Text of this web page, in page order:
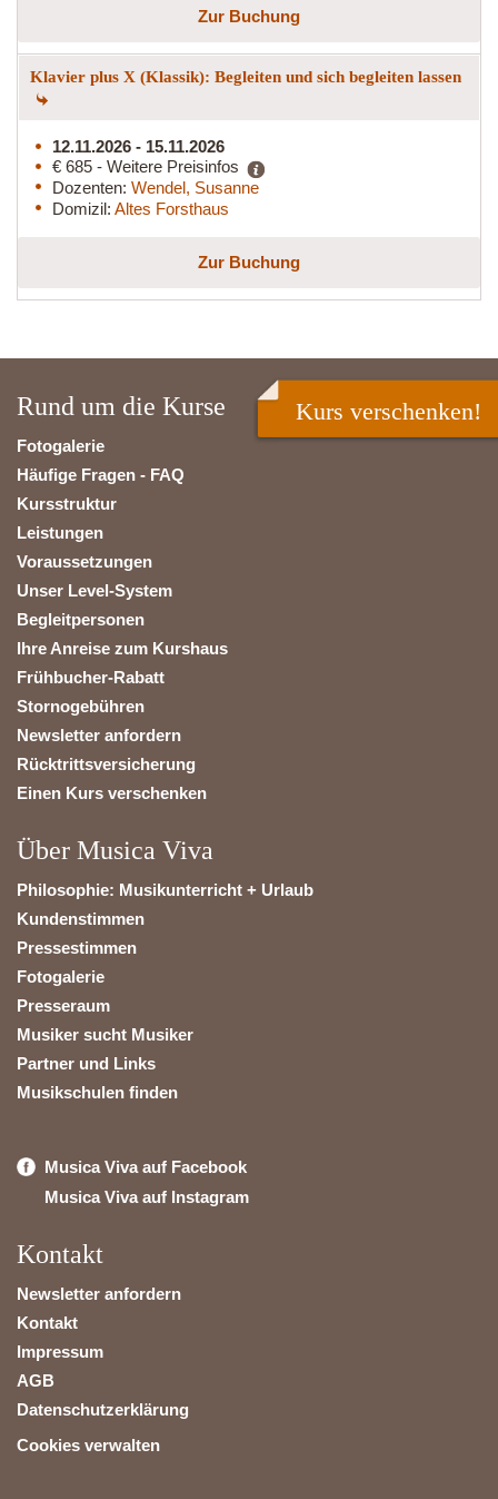
Zur Buchung
Klavier plus X (Klassik): Begleiten und sich begleiten lassen
12.11.2026 - 15.11.2026
€ 685 - Weitere Preisinfos
Dozenten: Wendel, Susanne
Domizil: Altes Forsthaus
Zur Buchung
Rund um die Kurse
Fotogalerie
Häufige Fragen - FAQ
Kursstruktur
Leistungen
Voraussetzungen
Unser Level-System
Begleitpersonen
Ihre Anreise zum Kurshaus
Frühbucher-Rabatt
Stornogebühren
Newsletter anfordern
Rücktrittsversicherung
Einen Kurs verschenken
Über Musica Viva
Philosophie: Musikunterricht + Urlaub
Kundenstimmen
Pressestimmen
Fotogalerie
Presseraum
Musiker sucht Musiker
Partner und Links
Musikschulen finden
Musica Viva auf Facebook
Musica Viva auf Instagram
Kontakt
Newsletter anfordern
Kontakt
Impressum
AGB
Datenschutzerklärung
Cookies verwalten
Kurs verschenken!